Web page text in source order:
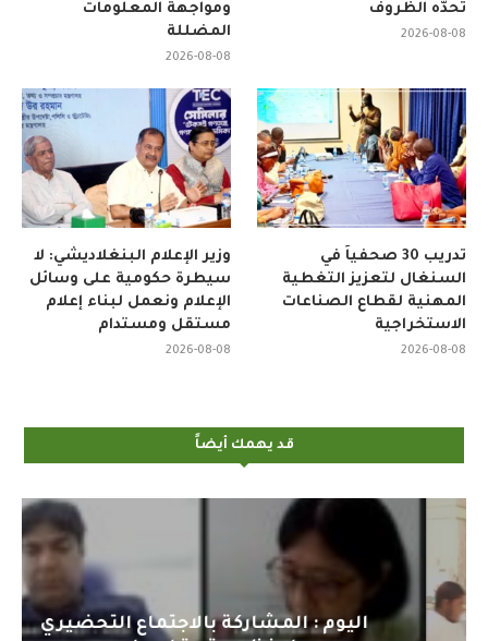
ومواجهة المعلومات
المضللة
2026-08-08
تحدّه الظروف
2026-08-08
وزير الإعلام البنغلاديشي: لا
سيطرة حكومية على وسائل
الإعلام ونعمل لبناء إعلام
مستقل ومستدام
2026-08-08
تدريب 30 صحفياً في
السنغال لتعزيز التغطية
المهنية لقطاع الصناعات
الاستخراجية
2026-08-08
قد يهمك أيضاً
اليوم : المشاركة بالاجتماع التحضيري